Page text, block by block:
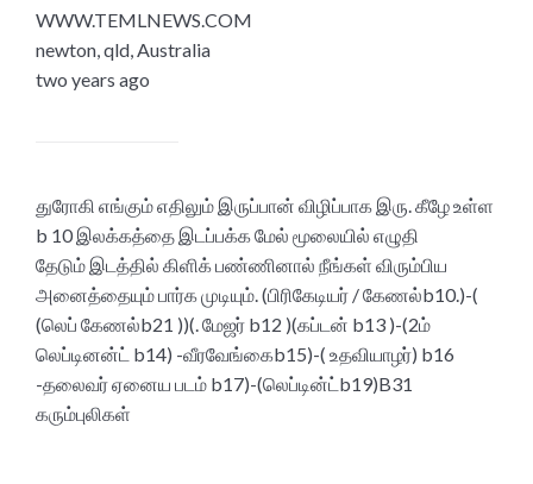
WWW.TEMLNEWS.COM
newton, qld, Australia
two years ago
துரோகி எங்கும் எதிலும் இருப்பான் விழிப்பாக இரு. கீழே உள்ள
b 10 இலக்கத்தை இடப்பக்க மேல் மூலையில் எழுதி
தேடும் இடத்தில் கிளிக் பண்ணினால் நீங்கள் விரும்பிய
அனைத்தையும் பார்க முடியும். (பிரிகேடியர் / கேணல்b10.)-(
(லெப் கேணல்b21 ))(. மேஜர் b12 )(கப்டன் b13 )-(2ம்
லெப்டினன்ட் b14) -வீரவேங்கைb15)-( உதவியாழர்) b16
-தலைவர் ஏனைய படம் b17)-(லெப்டின்ட்b19)B31
கரும்புலிகள்